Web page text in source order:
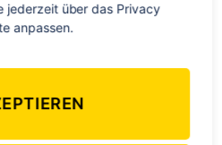
von TravelWorks das USA
Aufgrund von Corona
diesem Blog. Heute lebe ich seit
jederzeit über das Privacy
anpassen.